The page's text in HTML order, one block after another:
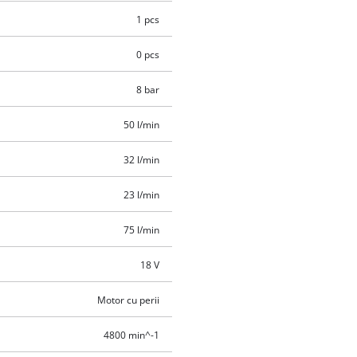
1 pcs
0 pcs
8 bar
50 l/min
32 l/min
23 l/min
75 l/min
18 V
Motor cu perii
4800 min^-1